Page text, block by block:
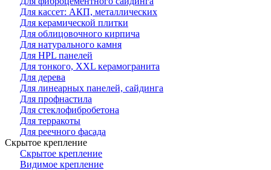
Для кассет: АКП, металлических
Для керамической плитки
Для облицовочного кирпича
Для натурального камня
Для HPL панелей
Для тонкого, XXL керамогранита
Для дерева
Для линеарных панелей, сайдинга
Для профнастила
Для стеклофибробетона
Для терракоты
Для реечного фасада
Скрытое крепление
Скрытое крепление
Видимое крепление